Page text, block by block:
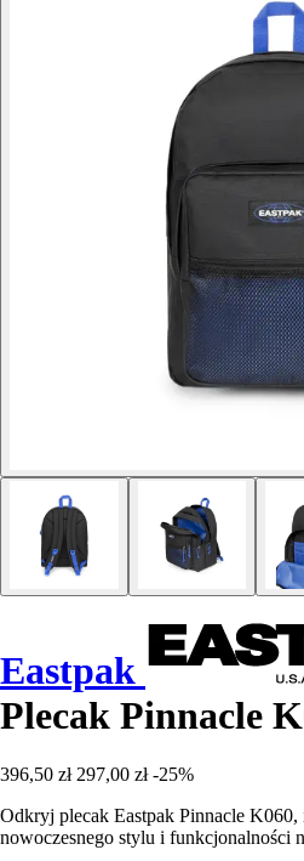
Eastpak
Plecak Pinnacle
396,50 zł 297,00 zł -25%
Odkryj plecak Eastpak Pinnacle K060,
nowoczesnego stylu i funkcjonalności